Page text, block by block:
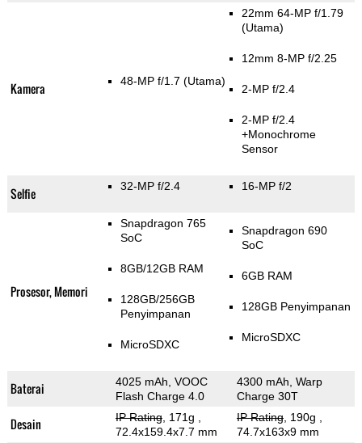
Kamera 48-MP f/1.7 (Utama)
22mm 64-MP f/1.79
(Utama)
12mm 8-MP f/2.25
2-MP f/2.4
2-MP f/2.4
+Monochrome
Sensor
Selfie 32-MP f/2.4 16-MP f/2
Prosesor, Memori
Snapdragon 765
SoC
8GB/12GB RAM
128GB/256GB
Penyimpanan
MicroSDXC
Snapdragon 690
SoC
6GB RAM
128GB Penyimpanan
MicroSDXC
Baterai
4025 mAh, VOOC
Flash Charge 4.0
4300 mAh, Warp
Charge 30T
Desain IP Rating, 171g
72.4x159.4x7.7 mm
IP Rating, 190g
74.7x163x9 mm